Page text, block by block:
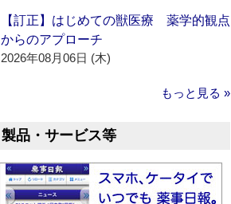
【訂正】はじめての獣医療 薬学的観点
からのアプローチ
2026年08月06日 (木)
もっと見る »
製品・サービス等